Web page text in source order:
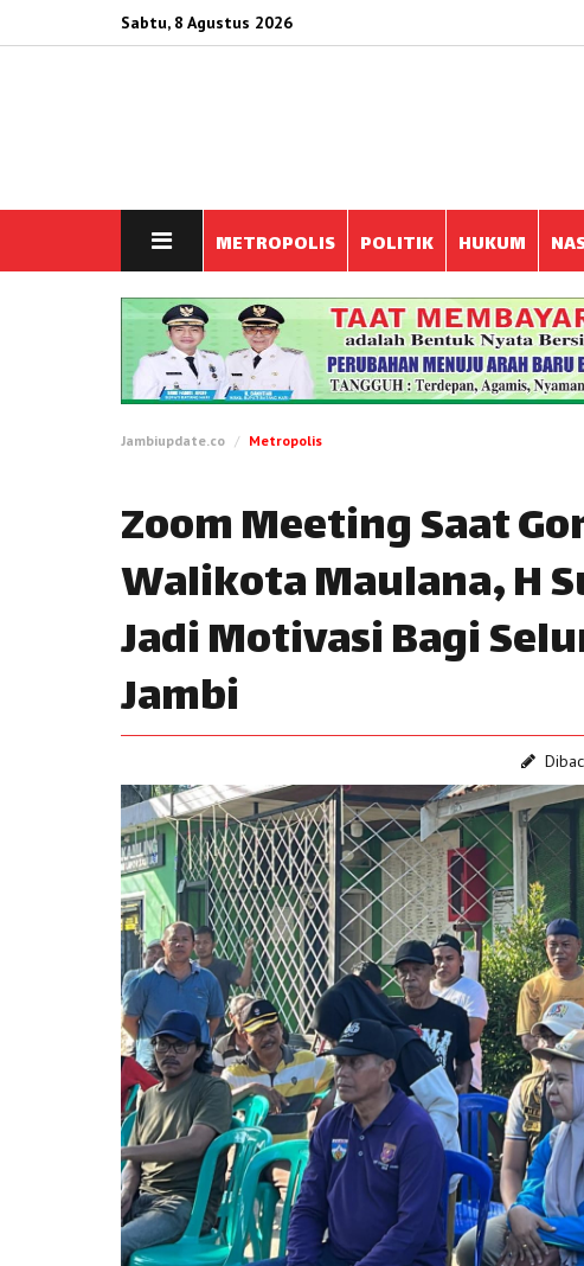
Sabtu, 8 Agustus 2026
METROPOLIS POLITIK HUKUM
Jambiupdate.co Metropolis
Zoom Meeting Saat
Walikota Maulana, H
Jadi Motivasi Bagi
Jambi